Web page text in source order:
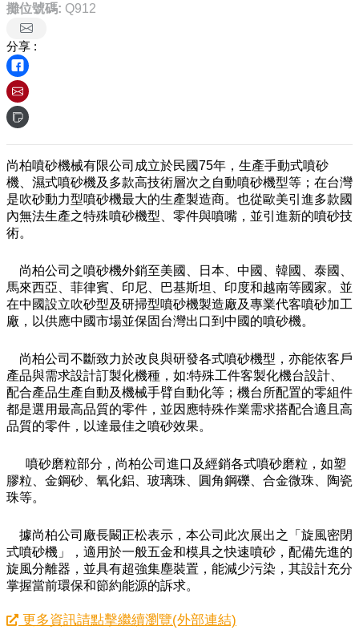
攤位號碼: Q912
分享 :
尚柏噴砂機械有限公司成立於民國75年，生產手動式噴砂
機、濕式噴砂機及多款高技術層次之自動噴砂機型等；在台灣
是吹砂動力型噴砂機最大的生產製造商。也從歐美引進多款國
內無法生產之特殊噴砂機型、零件與噴嘴，並引進新的噴砂技
術。
尚柏公司之噴砂機外銷至美國、日本、中國、韓國、泰國、
馬來西亞、菲律賓、印尼、巴基斯坦、印度和越南等國家。並
在中國設立吹砂型及研掃型噴砂機製造廠及專業代客噴砂加工
廠，以供應中國市場並保固台灣出口到中國的噴砂機。
尚柏公司不斷致力於改良與研發各式噴砂機型，亦能依客戶
產品與需求設計訂製化機種，如:特殊工件客製化機台設計、
配合產品生產自動及機械手臂自動化等；機台所配置的零組件
都是選用最高品質的零件，並因應特殊作業需求搭配合適且高
品質的零件，以達最佳之噴砂效果。
噴砂磨粒部分，尚柏公司進口及經銷各式噴砂磨粒，如塑
膠粒、金鋼砂、氧化鋁、玻璃珠、圓角鋼礫、合金微珠、陶瓷
珠等。
據尚柏公司廠長闞正松表示，本公司此次展出之「旋風密閉
式噴砂機」，適用於一般五金和模具之快速噴砂，配備先進的
旋風分離器，並具有超強集塵裝置，能減少污染，其設計充分
掌握當前環保和節約能源的訴求。
更多資訊請點擊繼續瀏覽(外部連結)